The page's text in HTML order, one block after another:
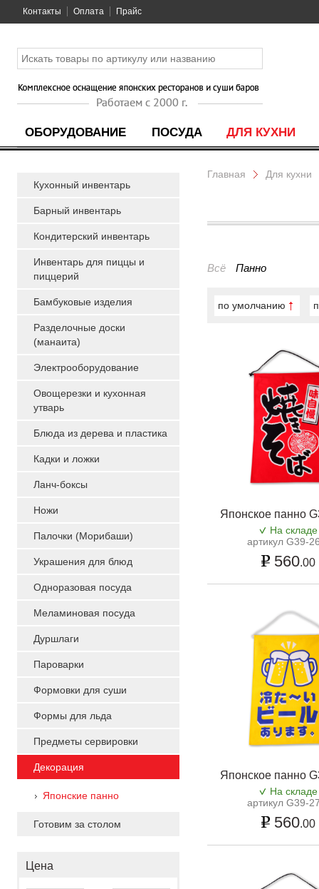
Контакты Оплата Прайс
ОБОРУДОВАНИЕ ПОСУДА ДЛЯ КУХНИ
Кухонный инвентарь
Барный инвентарь
Кондитерский инвентарь
Инвентарь для пиццы и
пиццерий
Бамбуковые изделия
Разделочные доски
(манаита)
Электрооборудование
Овощерезки и кухонная
утварь
Блюда из дерева и пластика
Кадки и ложки
Ланч-боксы
Ножи
Палочки (Морибаши)
Украшения для блюд
Одноразовая посуда
Меламиновая посуда
Дуршлаги
Пароварки
Формовки для суши
Формы для льда
Предметы сервировки
Декорация
Японские панно
Готовим за столом
Цена
Главная Для кухни
Всё Панно
по умолчанию
Японское панно
На складе
артикул G39-
560.00
Японское панно
На складе
артикул G39-
560.00